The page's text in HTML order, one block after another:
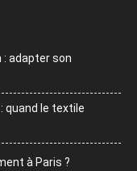
adapter son
quand le textile
à Paris ?